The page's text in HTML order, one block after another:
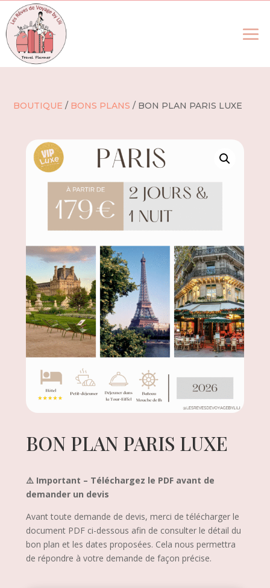
BOUTIQUE / BONS PLANS / BON PLAN PARIS LUXE
BON PLAN PARIS LUXE
⚠️ Important – Téléchargez le PDF avant de
demander un devis
Avant toute demande de devis, merci de télécharger le
document PDF ci-dessous afin de consulter le détail du
bon plan et les dates proposées. Cela nous permettra
de répondre à votre demande de façon précise.